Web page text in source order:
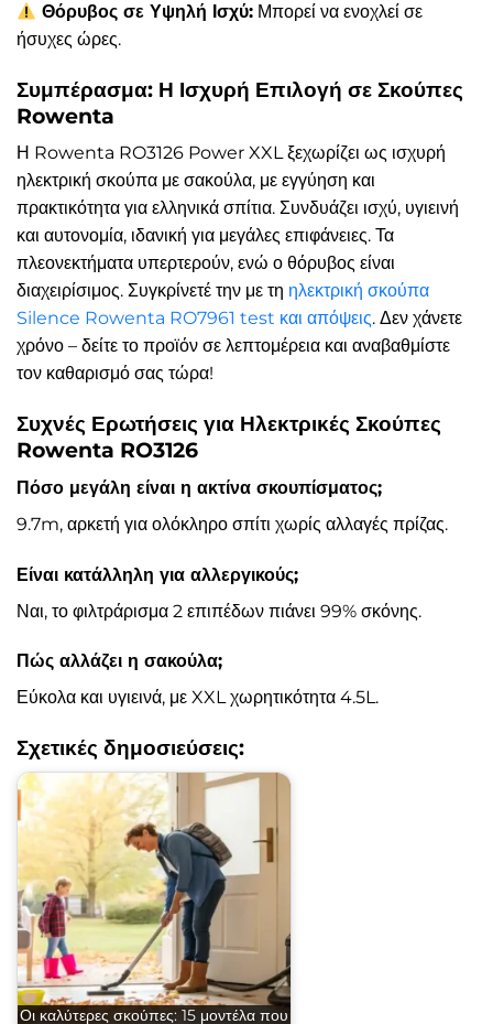
Θόρυβος σε Υψηλή Ισχύ: Μπορεί να ενοχλεί σε
ήσυχες ώρες.
Συμπέρασμα: Η Ισχυρή Επιλογή σε Σκούπες
Rowenta
Η Rowenta RO3126 Power XXL ξεχωρίζει ως ισχυρή
ηλεκτρική σκούπα με σακούλα, με εγγύηση και
πρακτικότητα για ελληνικά σπίτια. Συνδυάζει ισχύ, υγιεινή
και αυτονομία, ιδανική για μεγάλες επιφάνειες. Τα
πλεονεκτήματα υπερτερούν, ενώ ο θόρυβος είναι
διαχειρίσιμος. Συγκρίνετέ την με τη ηλεκτρική σκούπα
Silence Rowenta RO7961 test και απόψεις. Δεν χάνετε
χρόνο – δείτε το προϊόν σε λεπτομέρεια και αναβαθμίστε
τον καθαρισμό σας τώρα!
Συχνές Ερωτήσεις για Ηλεκτρικές Σκούπες
Rowenta RO3126
Πόσο μεγάλη είναι η ακτίνα σκουπίσματος;
9.7m, αρκετή για ολόκληρο σπίτι χωρίς αλλαγές πρίζας.
Είναι κατάλληλη για αλλεργικούς;
Ναι, το φιλτράρισμα 2 επιπέδων πιάνει 99% σκόνης.
Πώς αλλάζει η σακούλα;
Εύκολα και υγιεινά, με XXL χωρητικότητα 4.5L.
Σχετικές δημοσιεύσεις:
Οι καλύτερες σκούπες: 15 μοντέλα που